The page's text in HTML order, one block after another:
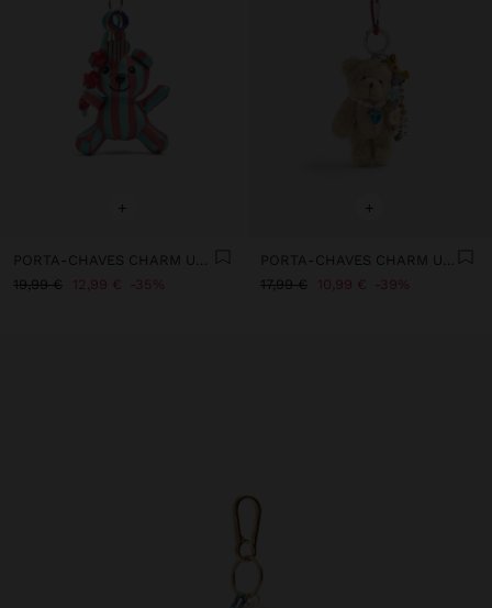
+
19,99 €
12,99 € 35%
+
17,99 €
10,99 € 39%